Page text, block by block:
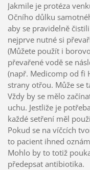
Jakmile je protéza
Očního důlku
aby se pravidelně
nejprve nutné si
(Můžete použít i
převařené vodě se
(např. Medicomp od fi
strany otřou. Může se
Vždy by se mělo
uchu. Jestliže je
každé setření měl
Pokud se na víčcích
to pacient ihned
Mohlo by to totiž
předepsat antibiotika.